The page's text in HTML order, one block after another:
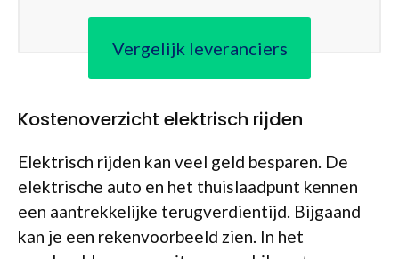
Vergelijk leveranciers
Kostenoverzicht elektrisch rijden
Elektrisch rijden kan veel geld besparen. De
elektrische auto en het thuislaadpunt kennen
een aantrekkelijke terugverdientijd. Bijgaand
kan je een rekenvoorbeeld zien. In het